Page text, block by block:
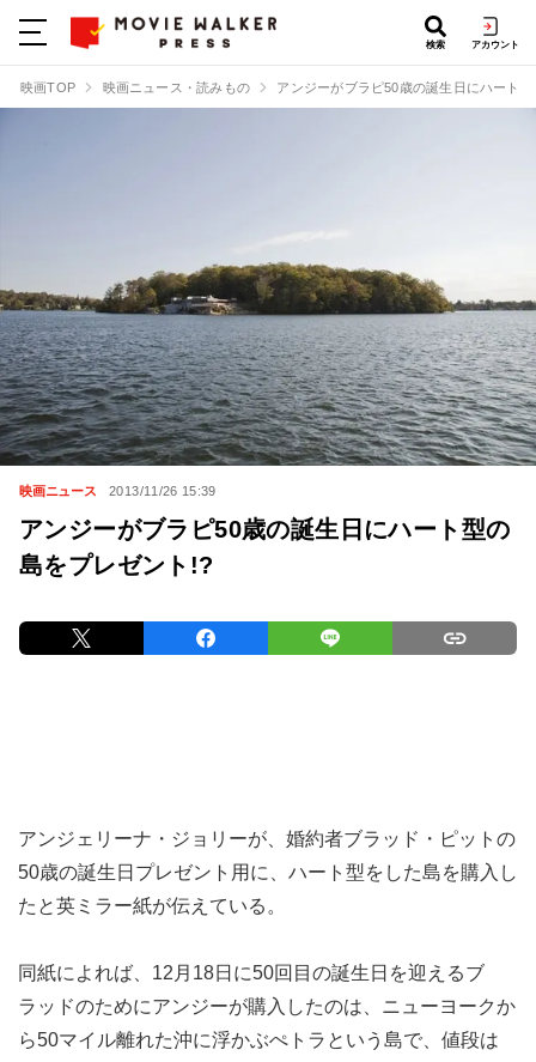
検索 アカウント
映画TOP 映画ニュース・読みもの アンジーがブラピ50歳の誕生日にハート
映画ニュース 2013/11/26 15:39
アンジーがブラピ50歳の誕生日にハート型の
島をプレゼント!?
アンジェリーナ・ジョリーが、婚約者ブラッド・ピットの
50歳の誕生日プレゼント用に、ハート型をした島を購入し
たと英ミラー紙が伝えている。
同紙によれば、12月18日に50回目の誕生日を迎えるブ
ラッドのためにアンジーが購入したのは、ニューヨークか
ら50マイル離れた沖に浮かぶぺトラという島で、値段は